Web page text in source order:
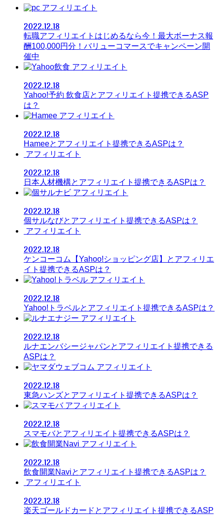
アフィリエイト
2022.12.18
転職アフィリエイトはじめるなら今！最大ボーナス報
酬100,000円分！バリューコマースでキャンペーン開
催中
アフィリエイト
2022.12.18
Yahoo!予約 飲食店とアフィリエイト提携できるASP
は？
アフィリエイト
2022.12.18
Hameeとアフィリエイト提携できるASPは？
アフィリエイト
2022.12.18
日本人材機構とアフィリエイト提携できるASPは？
アフィリエイト
2022.12.18
個サルなびとアフィリエイト提携できるASPは？
アフィリエイト
2022.12.18
ケンコーコム【Yahoo!ショッピング店】とアフィリエ
イト提携できるASPは？
アフィリエイト
2022.12.18
Yahoo!トラベルとアフィリエイト提携できるASPは？
アフィリエイト
2022.12.18
ルナエンバシージャパンとアフィリエイト提携できる
ASPは？
アフィリエイト
2022.12.18
東急ハンズとアフィリエイト提携できるASPは？
アフィリエイト
2022.12.18
スマモバとアフィリエイト提携できるASPは？
アフィリエイト
2022.12.18
飲食開業Naviとアフィリエイト提携できるASPは？
アフィリエイト
2022.12.18
楽天ゴールドカードとアフィリエイト提携できるASP